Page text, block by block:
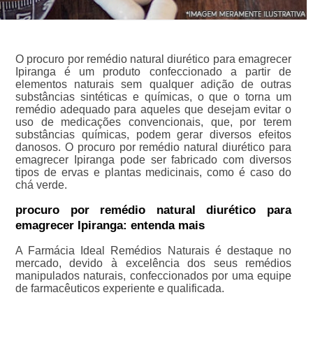
O procuro por remédio natural diurético para emagrecer
Ipiranga é um produto confeccionado a partir de
elementos naturais sem qualquer adição de outras
substâncias sintéticas e químicas, o que o torna um
remédio adequado para aqueles que desejam evitar o
uso de medicações convencionais, que, por terem
substâncias químicas, podem gerar diversos efeitos
danosos. O procuro por remédio natural diurético para
emagrecer Ipiranga pode ser fabricado com diversos
tipos de ervas e plantas medicinais, como é caso do
chá verde.
procuro por remédio natural diurético para
emagrecer Ipiranga: entenda mais
A Farmácia Ideal Remédios Naturais é destaque no
mercado, devido à excelência dos seus remédios
manipulados naturais, confeccionados por uma equipe
de farmacêuticos experiente e qualificada.